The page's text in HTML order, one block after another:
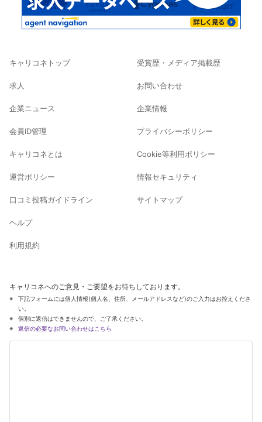
キャリコネトップ
求人
企業ニュース
会員ID管理
キャリコネとは
運営ポリシー
口コミ投稿ガイドライン
ヘルプ
利用規約
受賞歴・メディア掲載歴
お問い合わせ
企業情報
プライバシーポリシー
Cookie等利用ポリシー
情報セキュリティ
サイトマップ
キャリコネへのご意見・ご要望をお待ちしております。
下記フォームには個人情報(個人名、住所、メールアドレスなど)のご入力はお控えくださ
い。
個別に返信はできませんので、ご了承ください。
返信の必要なお問い合わせはこちら